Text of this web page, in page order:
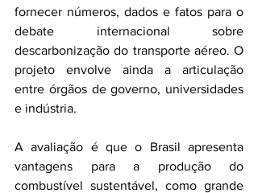
fornecer números, dados e fatos para o
debate internacional sobre
descarbonização do transporte aéreo. O
projeto envolve ainda a articulação
entre órgãos de governo, universidades
e indústria.
A avaliação é que o Brasil apresenta
vantagens para a produção do
combustível sustentável, como grande